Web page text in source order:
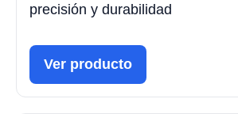
precisión y durabilidad
Ver producto